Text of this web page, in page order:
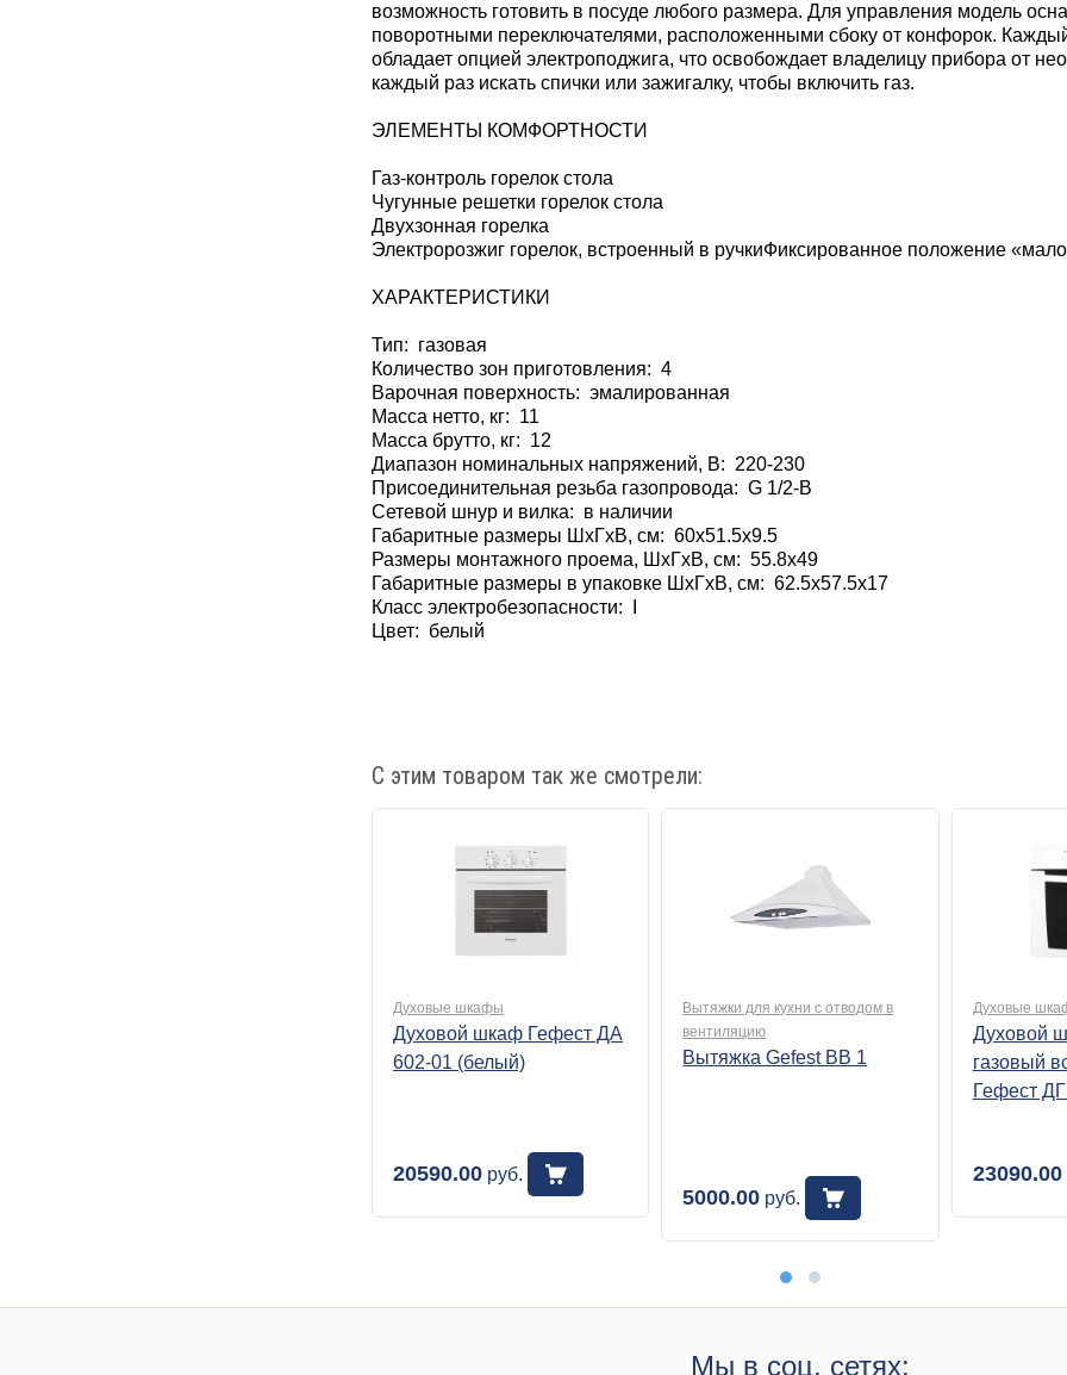
возможность готовить в посуде любого размера. Для управления модель
поворотными переключателями, расположенными сбоку от конфорок.
обладает опцией электроподжига, что освобождает владелицу прибора от
каждый раз искать спички или зажигалку, чтобы включить газ.
ЭЛЕМЕНТЫ КОМФОРТНОСТИ
Газ-контроль горелок стола
Чугунные решетки горелок стола
Двухзонная горелка
Электророзжиг горелок, встроенный в ручкиФиксированное положение
ХАРАКТЕРИСТИКИ
Тип: газовая
Количество зон приготовления: 4
Варочная поверхность: эмалированная
Масса нетто, кг: 11
Масса брутто, кг: 12
Диапазон номинальных напряжений, В: 220-230
Присоединительная резьба газопровода: G 1/2-В
Сетевой шнур и вилка: в наличии
Габаритные размеры ШхГхВ, см: 60x51.5x9.5
Размеры монтажного проема, ШхГхВ, см: 55.8x49
Габаритные размеры в упаковке ШхГхВ, см: 62.5x57.5x17
Класс электробезопасности: I
Цвет: белый
С этим товаром так же смотрели:
Духовые шкафы
Духовой шкаф Гефест ДА
602-01 (белый)
20590.00 руб.
Вытяжки для кухни с отводом в
вентиляцию
Вытяжка Gefest BB 1
5000.00 руб.
Духовые
Духовой
газовый
Гефест
23090.00
Мы в соц. сетях: